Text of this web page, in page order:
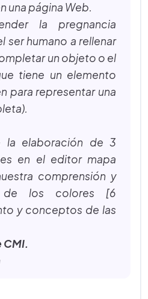
una página Web.
la pregnancia
ser humano a rellenar
un objeto o el
tiene un elemento
para representar una
elaboración de 3
en el editor mapa
comprensión y
de los colores [6
y conceptos de las
CMI.